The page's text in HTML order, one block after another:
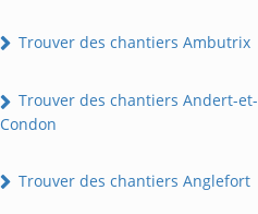
Trouver des chantiers Ambutrix
Trouver des chantiers Andert-et-
Condon
Trouver des chantiers Anglefort